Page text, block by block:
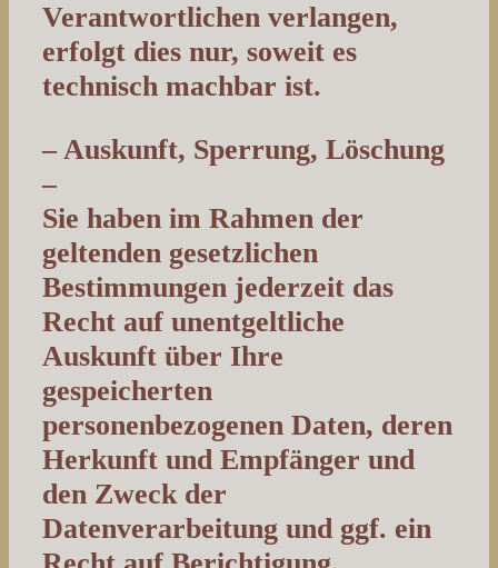
Verantwortlichen verlangen,
erfolgt dies nur, soweit es
technisch machbar ist.
– Auskunft, Sperrung, Löschung
–
Sie haben im Rahmen der
geltenden gesetzlichen
Bestimmungen jederzeit das
Recht auf unentgeltliche
Auskunft über Ihre
gespeicherten
personenbezogenen Daten, deren
Herkunft und Empfänger und
den Zweck der
Datenverarbeitung und ggf. ein